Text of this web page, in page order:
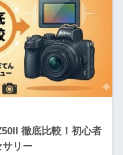
徹底比較！初心者
リー